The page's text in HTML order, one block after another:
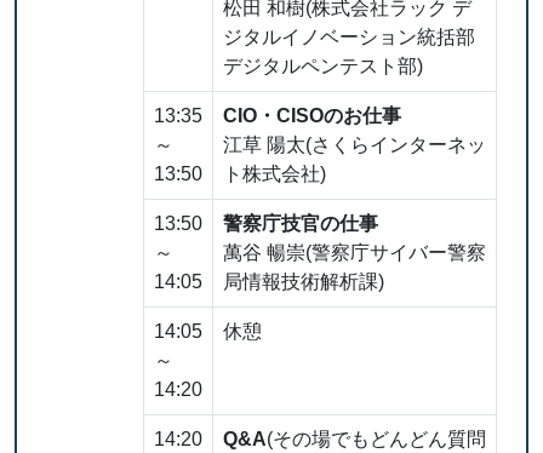
松田 和樹(株式会社ラック デ
ジタルイノベーション統括部
デジタルペンテスト部)
13:35
～
13:50
CIO・CISOのお仕事
江草 陽太(さくらインターネッ
ト株式会社)
13:50
～
14:05
警察庁技官の仕事
萬谷 暢崇(警察庁サイバー警察
局情報技術解析課)
14:05
～
14:20
休憩
14:20
Q&A(その場でもどんどん質問